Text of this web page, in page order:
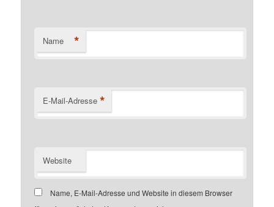
Name *
E-Mail-Adresse *
Website
Name, E-Mail-Adresse und Website in diesem Browser